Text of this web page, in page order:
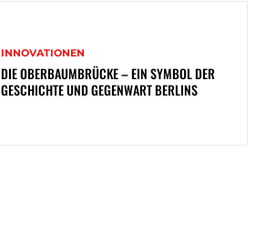
INNOVATIONEN
DIE OBERBAUMBRÜCKE – EIN SYMBOL DER
GESCHICHTE UND GEGENWART BERLINS